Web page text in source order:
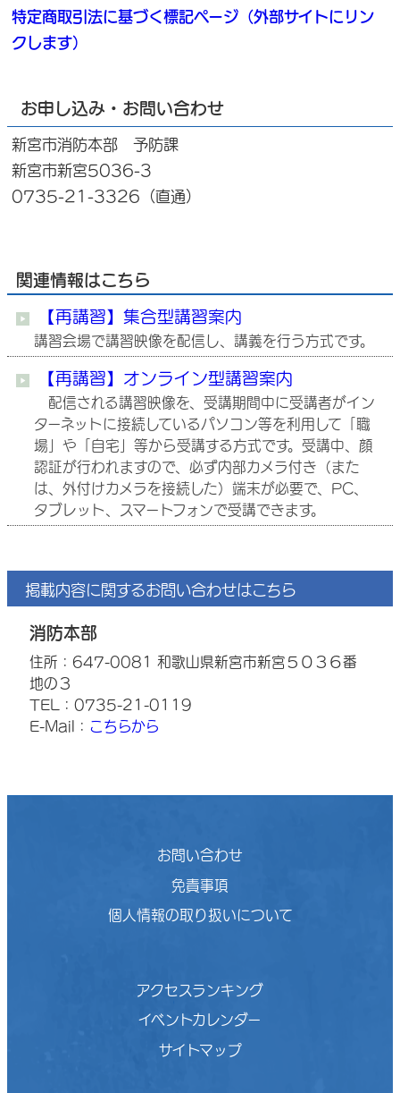
特定商取引法に基づく標記ページ（外部サイトにリン
クします）
お申し込み・お問い合わせ
新宮市消防本部 予防課
新宮市新宮5036-3
0735-21-3326（直通）
関連情報はこちら
【再講習】集合型講習案内
講習会場で講習映像を配信し、講義を行う方式です。
【再講習】オンライン型講習案内
配信される講習映像を、受講期間中に受講者がイン
ターネットに接続しているパソコン等を利用して「職
場」や「自宅」等から受講する方式です。受講中、顔
認証が行われますので、必ず内部カメラ付き（また
は、外付けカメラを接続した）端末が必要で、PC、
タブレット、スマートフォンで受講できます。
掲載内容に関するお問い合わせはこちら
消防本部
住所：647-0081 和歌山県新宮市新宮５０３６番
地の３
TEL：0735-21-0119
E-Mail： こちらから
お問い合わせ
免責事項
個人情報の取り扱いについて
アクセスランキング
イベントカレンダー
サイトマップ